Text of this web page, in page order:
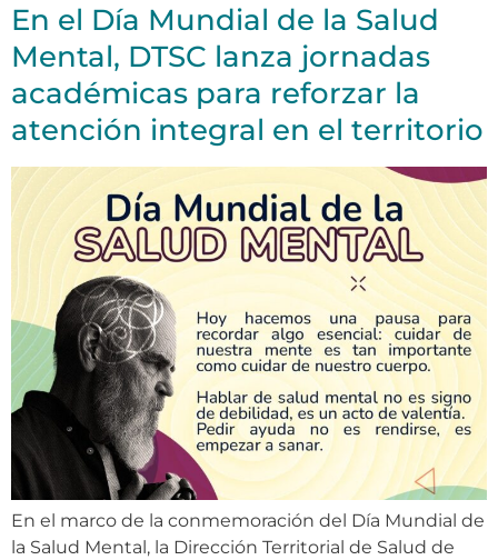
En el Día Mundial de la Salud
Mental, DTSC lanza jornadas
académicas para reforzar la
atención integral en el territorio
En el marco de la conmemoración del Día Mundial de
la Salud Mental, la Dirección Territorial de Salud de